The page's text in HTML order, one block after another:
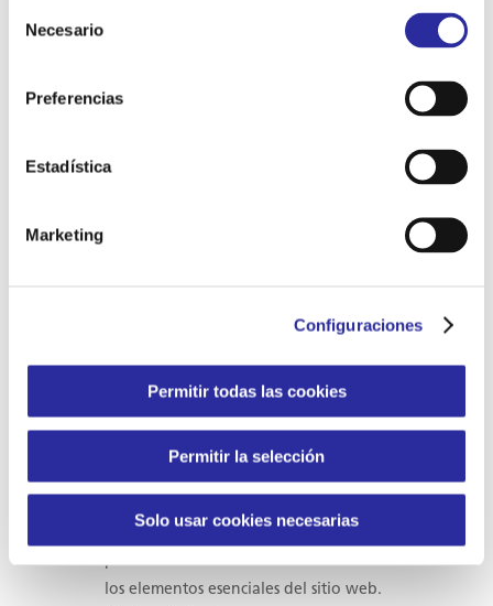
más información, puede consultar nuestra
Política de
Necesario
Preferencias
Estadística
Marketing
Configuraciones
Permitir todas las cookies
Permitir la selección
Solo usar cookies necesarias
convulsiones provocadas por
combinaciones de colores que puedan
degradación de la vista, visión túnel,
cataratas, glaucoma, etc.
Modo para discapacidades cognitivas:
este modo proporciona diferentes
funciones de asistencia para que las
puedan concentrarse más fácilmente en
los elementos esenciales del sitio web.